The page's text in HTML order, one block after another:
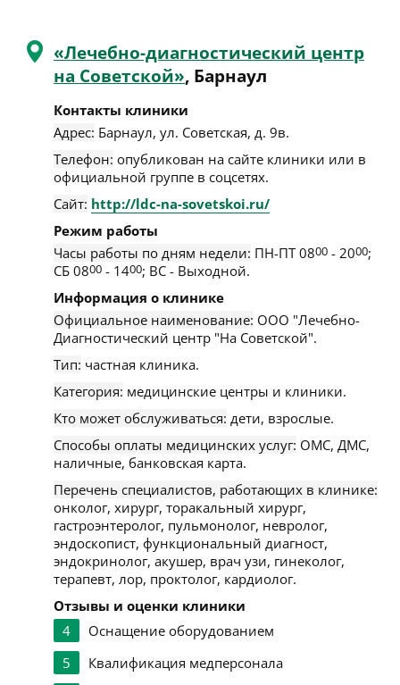
«Лечебно-диагностический центр
на Советской», Барнаул
Контакты клиники
Адрес: Барнаул, ул. Советская, д. 9в.
Телефон: опубликован на сайте клиники или в
официальной группе в соцсетях.
Сайт: http://ldc-na-sovetskoi.ru/
Режим работы
Часы работы по дням недели: ПН-ПТ 0800 - 2000;
СБ 0800 - 1400; ВС - Выходной.
Информация о клинике
Официальное наименование: ООО "Лечебно-
Диагностический центр "На Советской".
Тип: частная клиника.
Категория: медицинские центры и клиники.
Кто может обслуживаться: дети, взрослые.
Способы оплаты медицинских услуг: ОМС, ДМС,
наличные, банковская карта.
Перечень специалистов, работающих в клинике:
онколог, хирург, торакальный хирург,
гастроэнтеролог, пульмонолог, невролог,
эндоскопист, функциональный диагност,
эндокринолог, акушер, врач узи, гинеколог,
терапевт, лор, проктолог, кардиолог.
Отзывы и оценки клиники
4
Оснащение оборудованием
5
Квалификация медперсонала